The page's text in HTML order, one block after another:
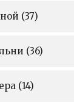
(37)
(36)
(14)